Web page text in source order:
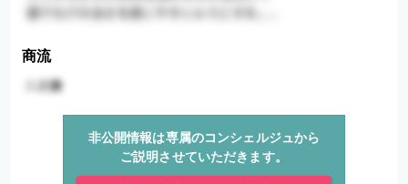
商流
非公開情報は専属のコンシェルジュから
ご説明させていただきます。